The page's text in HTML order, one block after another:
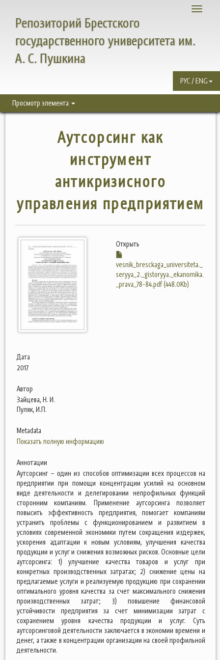
Toggle
Репозиторий Брестского
государственного университета им.
А. С. Пушкина
РУС / ENG
Просмотр элемента
Аутсорсинг как
инструмент
антикризисного
управления предприятием
Открыть
vesnik_bresckaga_universiteta._
seryya_2._gistoryya._ekanomika.
_prava_78-84.pdf (448.0Kb)
Дата
2017
Автор
Зайцева, Н. И.
Пуляк, И.П.
Metadata
Показать полную информацию
Аннотации
Аутсорсинг – один из способов оптимизации всех процессов на
предприятии при помощи концентрации усилий на основном
виде деятельности и делегировании непрофильных функций
сторонним компаниям. Применение аутсорсинга позволяет
повысить эффективность предприятия, помогает компаниям
устранить проблемы с функционированием и развитием в
условиях современной экономики путем сокращения издержек,
ускорения адаптации к новым условиям, улучшения качества
продукции и услуг и снижения возможных рисков. Основные цели
аутсорсинга: 1) улучшение качества товаров и услуг при
конкретных производственных затратах; 2) снижение цены на
предлагаемые услуги и реализуемую продукцию при сохранении
оптимального уровня качества за счет максимального снижения
производственных затрат; 3) повышение финансовой
устойчивости предприятия за счет минимизации затрат с
сохранением уровня качества продукции и услуг. Суть
аутсорсинговой деятельности заключается в экономии времени и
денег, а также в концентрации организации на своей профильной
деятельности.